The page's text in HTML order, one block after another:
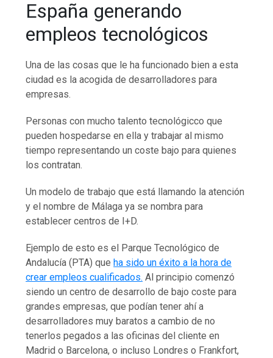
España generando
empleos tecnológicos
Una de las cosas que le ha funcionado bien a esta
ciudad es la acogida de desarrolladores para
empresas.
Personas con mucho talento tecnológicco que
pueden hospedarse en ella y trabajar al mismo
tiempo representando un coste bajo para quienes
los contratan.
Un modelo de trabajo que está llamando la atención
y el nombre de Málaga ya se nombra para
establecer centros de I+D.
Ejemplo de esto es el Parque Tecnológico de
Andalucía (PTA) queha sido un éxito a la hora de
crear empleos cualificados. Al principio comenzó
siendo un centro de desarrollo de bajo coste para
grandes empresas, que podían tener ahí a
desarrolladores muy baratos a cambio de no
tenerlos pegados a las oficinas del cliente en
Madrid o Barcelona, o incluso Londres o Frankfort,